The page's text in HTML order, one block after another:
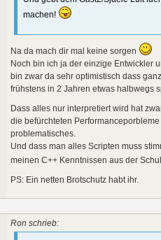
machen!
Na da mach dir mal keine sorgen
Noch bin ich ja der einzige Entwickler
bin zwar da sehr optimistisch dass
frühstens in 2 Jahren etwas halbwegs
Dass alles nur interpretiert wird hat
die befürchteten
problematisches.
Und dass man alles Scripten muss
meinen C++ Kenntnissen aus der
PS: Ein netten Brotschutz habt ihr.
Ron schrieb: